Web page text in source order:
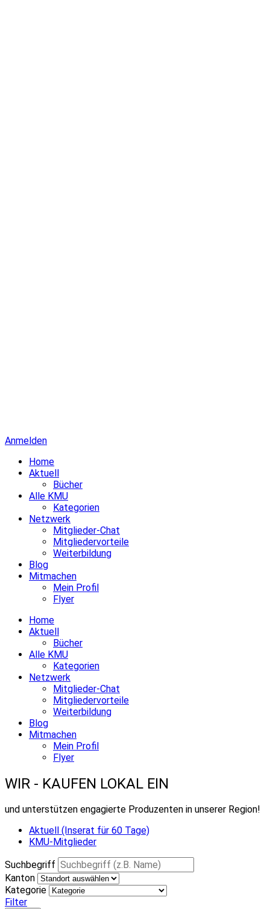
Anmelden
Home
Aktuell
Bücher
Alle KMU
Kategorien
Netzwerk
Mitglieder-Chat
Mitgliedervorteile
Weiterbildung
Blog
Mitmachen
Mein Profil
Flyer
Home
Aktuell
Bücher
Alle KMU
Kategorien
Netzwerk
Mitglieder-Chat
Mitgliedervorteile
Weiterbildung
Blog
Mitmachen
Mein Profil
Flyer
WIR - KAUFEN LOKAL EIN
und unterstützen engagierte Produzenten in unserer Region!
Aktuell (Inserat für 60 Tage)
KMU-Mitglieder
Suchbegriff
Kanton
Kategorie
Filter